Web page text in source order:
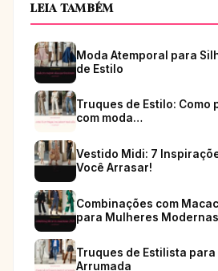
LEIA TAMBÉM
Moda Atemporal para
de Estilo
Truques de Estilo: Como
com moda…
Vestido Midi: 7
Você Arrasar!
Combinações com
para Mulheres Modernas
Truques de Estilista para
Arrumada